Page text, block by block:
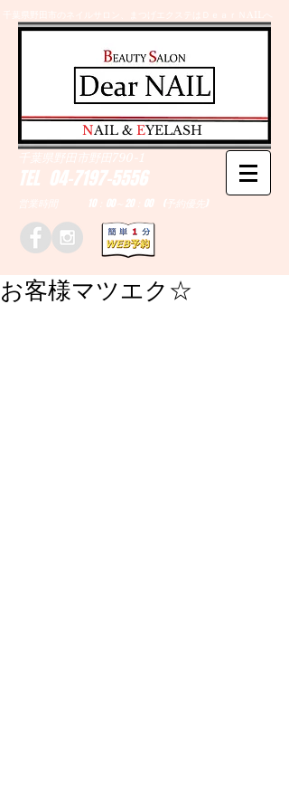
千葉県野田市のネイルサロン、まつげエクステはＤｅａｒＮAILへ
TEL 04-7197-5556
営業時間 10：00～20：00 (予約優先)
千葉県野田市野田790-1
​NAIL & EYELASH
お客様マツエク☆